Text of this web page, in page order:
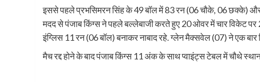
इससे पहले प्रभसिमरन सिंह के 49 बॉल में 83 रन (06 चौके, 06 छक्के)
मदद से पंजाब किंग्स ने पहले बल्लेबाजी करते हुए 20 ओवर में चार विकेट
इंग्लिस 11 रन (06 बॉल) बनाकर नाबाद रहे. ग्लेन मैक्सवेल (07) ने एक बार
मैच रद्द होने के बाद पंजाब किंग्स 11 अंक के साथ प्वाइंट्स टेबल में चौथे